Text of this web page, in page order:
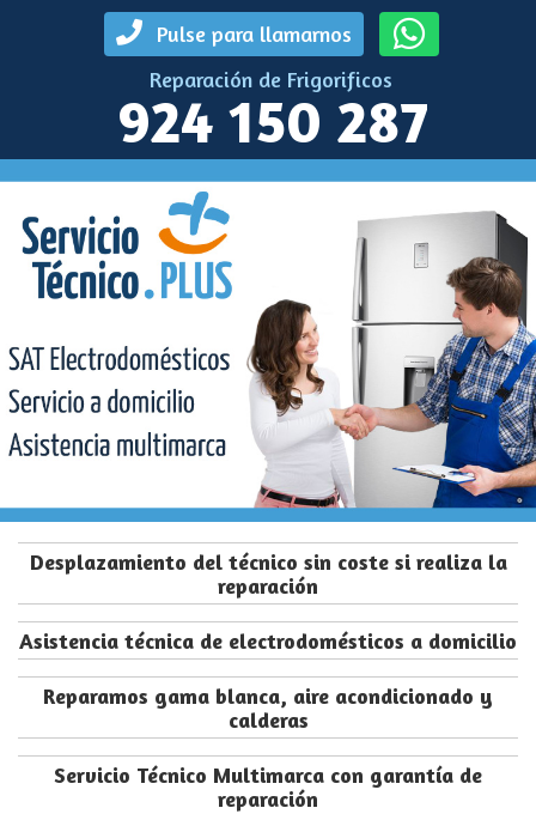
Pulse para llamarnos
Reparación de Frigorificos
924 150 287
Desplazamiento del técnico sin coste si realiza la
reparación
Asistencia técnica de electrodomésticos a domicilio
Reparamos gama blanca, aire acondicionado y
calderas
Servicio Técnico Multimarca con garantía de
reparación